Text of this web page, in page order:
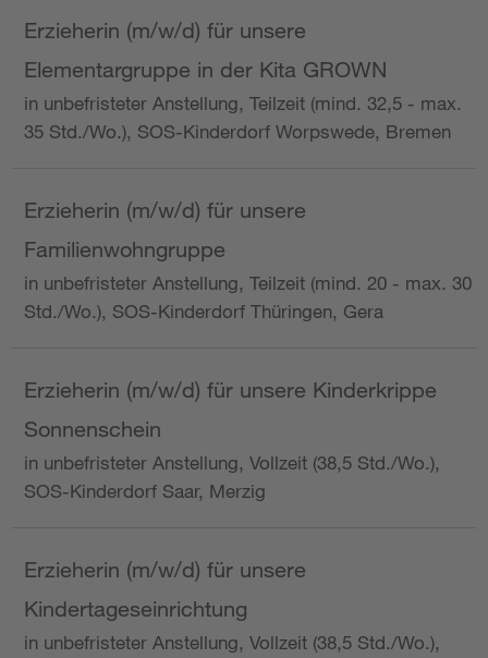
Erzieherin (m/w/d) für unsere
Elementargruppe in der Kita GROWN
in unbefristeter Anstellung, Teilzeit (mind. 32,5 - max.
35 Std./Wo.), SOS-Kinderdorf Worpswede, Bremen
Erzieherin (m/w/d) für unsere
Familienwohngruppe
in unbefristeter Anstellung, Teilzeit (mind. 20 - max. 30
Std./Wo.), SOS-Kinderdorf Thüringen, Gera
Erzieherin (m/w/d) für unsere Kinderkrippe
Sonnenschein
in unbefristeter Anstellung, Vollzeit (38,5 Std./Wo.),
SOS-Kinderdorf Saar, Merzig
Erzieherin (m/w/d) für unsere
Kindertageseinrichtung
in unbefristeter Anstellung, Vollzeit (38,5 Std./Wo.),